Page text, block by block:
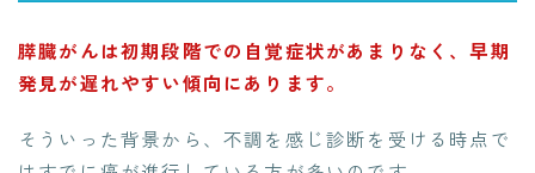
膵臓がんは初期段階での自覚症状があまりなく、早期
発見が遅れやすい傾向にあります。
そういった背景から、不調を感じ診断を受ける時点で